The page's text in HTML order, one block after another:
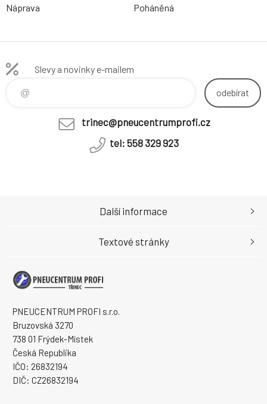
Náprava
Poháněná
Slevy a novinky e-mailem
odebírat
trinec@pneucentrumprofi.cz
tel: 558 329 923
PNEUCENTRUM PROFI s.r.o.
Bruzovská 3270
738 01 Frýdek-Místek
Česká Republika
IČO: 26832194
DIČ: CZ26832194
Další informace
Textové stránky